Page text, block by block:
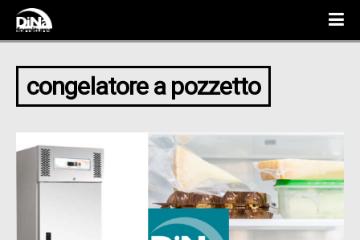
congelatore a pozzetto